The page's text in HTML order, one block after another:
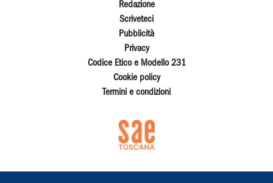
Redazione
Scriveteci
Pubblicità
Privacy
Codice Etico e Modello 231
Cookie policy
Termini e condizioni